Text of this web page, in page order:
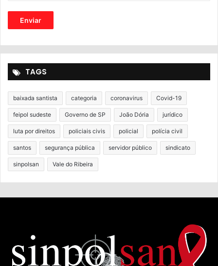
TAGS
baixada santista categoria coronavirus Covid-19
feipol sudeste Governo de SP João Dória jurídico
luta por direitos policiais civis policial polícia civil
santos segurança pública servidor público sindicato
sinpolsan Vale do Ribeira